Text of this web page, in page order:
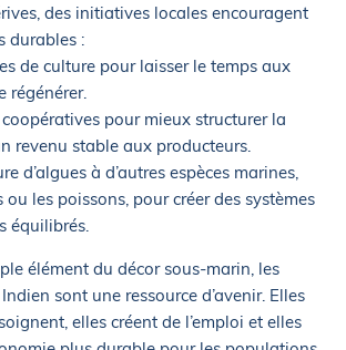
des initiatives locales encouragent
durables :
de culture pour laisser le temps aux
régénérer.
pour mieux structurer la
revenu stable aux producteurs.
d’algues à d’autres espèces marines,
les poissons, pour créer des systèmes
équilibrés.
élément du décor sous-marin, les
sont une ressource d’avenir. Elles
elles créent de l’emploi et elles